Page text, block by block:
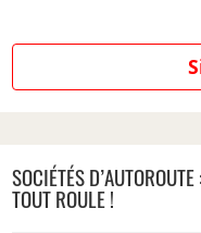
SOCIÉTÉS
TOUT ROULE !